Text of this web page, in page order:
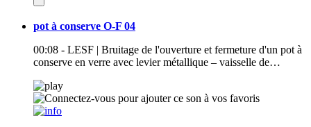
pot à conserve O-F 04
00:08 - LESF | Bruitage de l'ouverture et fermeture d'un pot à
conserve en verre avec levier métallique – vaisselle de…